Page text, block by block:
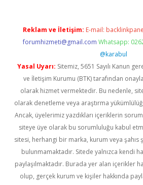
Reklam ve İletişim: E-mail:
forumhizmeti@gmail.com Whatsapp:
@karabul
Yasal Uyarı: Sitemiz, 5651 Sayılı Kanun
ve İletişim Kurumu (BTK) tarafından
olarak hizmet vermektedir. Bu nedenle,
olarak denetleme veya araştırma
Ancak, üyelerimiz yazdıkları içeriklerin
siteye üye olarak bu sorumluluğu kabul
sitesi, herhangi bir marka, kurum veya şahıs
bulunmamaktadır. Sitede yalnızca kendi
paylaşılmaktadır. Burada yer alan içerikler
olup, gerçek kurum ve kişiler hakkında